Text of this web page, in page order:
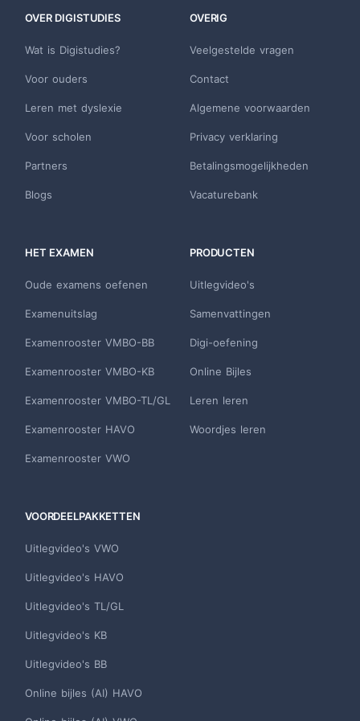
OVER DIGISTUDIES
Wat is Digistudies?
Voor ouders
Leren met dyslexie
Voor scholen
Partners
Blogs
OVERIG
Veelgestelde vragen
Contact
Algemene voorwaarden
Privacy verklaring
Betalingsmogelijkheden
Vacaturebank
HET EXAMEN
Oude examens oefenen
Examenuitslag
Examenrooster VMBO-BB
Examenrooster VMBO-KB
Examenrooster VMBO-TL/GL
Examenrooster HAVO
Examenrooster VWO
PRODUCTEN
Uitlegvideo's
Samenvattingen
Digi-oefening
Online Bijles
Leren leren
Woordjes leren
VOORDEELPAKKETTEN
Uitlegvideo's VWO
Uitlegvideo's HAVO
Uitlegvideo's TL/GL
Uitlegvideo's KB
Uitlegvideo's BB
Online bijles (AI) HAVO